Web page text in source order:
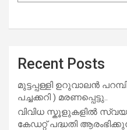
Recent Posts
മുട്ടപ്പള്ളി ഉറുവാലൻ
പച്ചക്കറി ) മരണപ്പെട്ടു..
വിവിധ സ്കൂളുകളില്‍
കേഡറ്റ് പദ്ധതി